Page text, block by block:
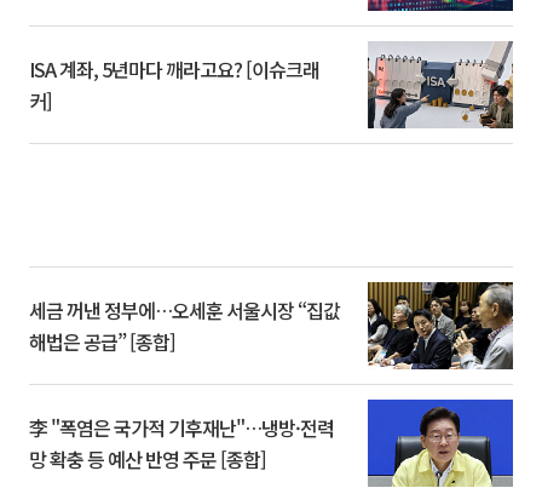
ISA 계좌, 5년마다 깨라고요? [이슈크래
커]
세금 꺼낸 정부에…오세훈 서울시장 “집값
해법은 공급” [종합]
李 "폭염은 국가적 기후재난"…냉방·전력
망 확충 등 예산 반영 주문 [종합]